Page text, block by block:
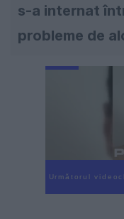
s-a internat
probleme de
Următorul